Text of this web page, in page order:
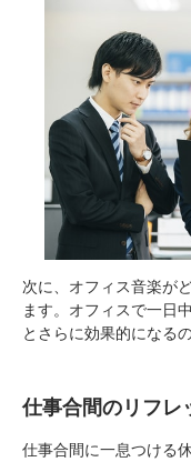
次に、オフィス音楽が
ます。オフィスで一日
とさらに効果的になる
仕事合間のリフレ
仕事合間に一息つける